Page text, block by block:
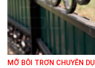
MỠ BÔI TRƠN CHUYÊN